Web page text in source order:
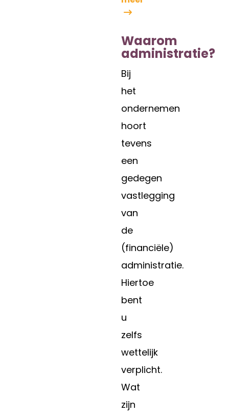
Waarom
administratie?
Bij
het
ondernemen
hoort
tevens
een
gedegen
vastlegging
van
de
(financiële)
administratie.
Hiertoe
bent
u
zelfs
wettelijk
verplicht.
Wat
zijn